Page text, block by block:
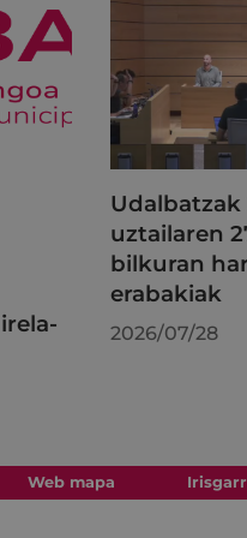
Udalbatzak
uztailaren
bilkuran
erabakiak
2026/07/28
Web mapa